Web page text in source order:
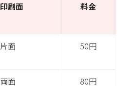
印刷面 料金
片面 50円
両面 80円